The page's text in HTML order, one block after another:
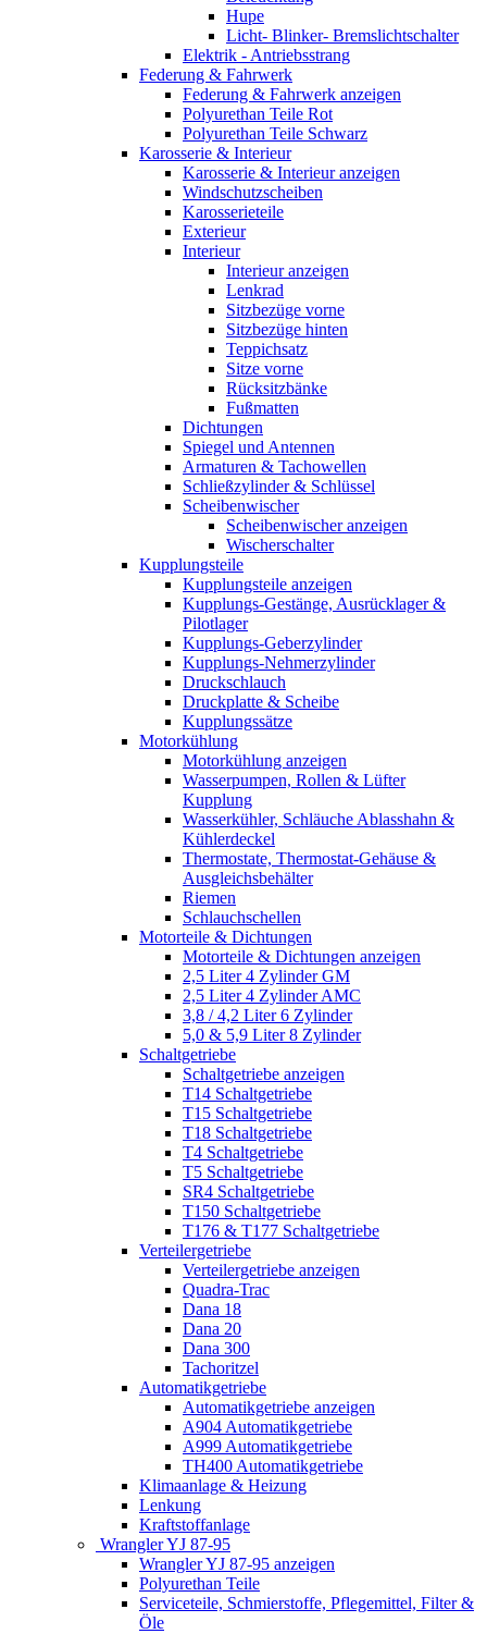
Hupe
Licht- Blinker- Bremslichtschalter
Elektrik - Antriebsstrang
Federung & Fahrwerk
Federung & Fahrwerk anzeigen
Polyurethan Teile Rot
Polyurethan Teile Schwarz
Karosserie & Interieur
Karosserie & Interieur anzeigen
Windschutzscheiben
Karosserieteile
Exterieur
Interieur
Interieur anzeigen
Lenkrad
Sitzbezüge vorne
Sitzbezüge hinten
Teppichsatz
Sitze vorne
Rücksitzbänke
Fußmatten
Dichtungen
Spiegel und Antennen
Armaturen & Tachowellen
Schließzylinder & Schlüssel
Scheibenwischer
Scheibenwischer anzeigen
Wischerschalter
Kupplungsteile
Kupplungsteile anzeigen
Kupplungs-Gestänge, Ausrücklager &
Pilotlager
Kupplungs-Geberzylinder
Kupplungs-Nehmerzylinder
Druckschlauch
Druckplatte & Scheibe
Kupplungssätze
Motorkühlung
Motorkühlung anzeigen
Wasserpumpen, Rollen & Lüfter
Kupplung
Wasserkühler, Schläuche Ablasshahn &
Kühlerdeckel
Thermostate, Thermostat-Gehäuse &
Ausgleichsbehälter
Riemen
Schlauchschellen
Motorteile & Dichtungen
Motorteile & Dichtungen anzeigen
2,5 Liter 4 Zylinder GM
2,5 Liter 4 Zylinder AMC
3,8 / 4,2 Liter 6 Zylinder
5,0 & 5,9 Liter 8 Zylinder
Schaltgetriebe
Schaltgetriebe anzeigen
T14 Schaltgetriebe
T15 Schaltgetriebe
T18 Schaltgetriebe
T4 Schaltgetriebe
T5 Schaltgetriebe
SR4 Schaltgetriebe
T150 Schaltgetriebe
T176 & T177 Schaltgetriebe
Verteilergetriebe
Verteilergetriebe anzeigen
Quadra-Trac
Dana 18
Dana 20
Dana 300
Tachoritzel
Automatikgetriebe
Automatikgetriebe anzeigen
A904 Automatikgetriebe
A999 Automatikgetriebe
TH400 Automatikgetriebe
Klimaanlage & Heizung
Lenkung
Kraftstoffanlage
Wrangler YJ 87-95
Wrangler YJ 87-95 anzeigen
Polyurethan Teile
Serviceteile, Schmierstoffe, Pflegemittel, Filter &
Öle